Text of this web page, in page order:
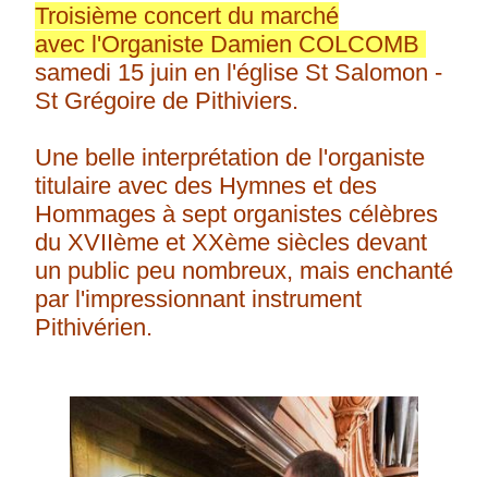
Troisième concert du marché
avec l'Organiste Damien COLCOMB
samedi 15 juin en l'église St Salomon -
St Grégoire de Pithiviers.
Une belle interprétation de l'organiste
titulaire avec des Hymnes et des
Hommages à sept organistes célèbres
du XVIIème et XXème siècles devant
un public peu nombreux, mais enchanté
par l'impressionnant instrument
Pithivérien.